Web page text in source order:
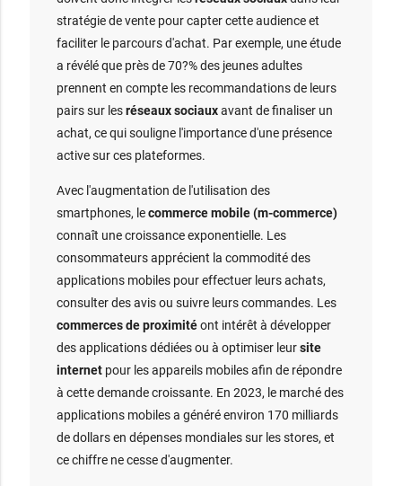
stratégie de vente pour capter cette audience et
faciliter le parcours d'achat. Par exemple, une étude
a révélé que près de 70?% des jeunes adultes
prennent en compte les recommandations de leurs
pairs sur lesréseaux sociauxavant de finaliser un
achat, ce qui souligne l'importance d'une présence
active sur ces plateformes.
Avec l'augmentation de l'utilisation des
smartphones, lecommerce mobile (m-commerce)
connaît une croissance exponentielle. Les
consommateurs apprécient la commodité des
applications mobiles pour effectuer leurs achats,
consulter des avis ou suivre leurs commandes. Les
commerces de proximitéont intérêt à développer
des applications dédiées ou à optimiser leursite
internet pour les appareils mobiles afin de répondre
à cette demande croissante. En 2023, le marché des
applications mobiles a généré environ 170 milliards
de dollars en dépenses mondiales sur les stores, et
ce chiffre ne cesse d'augmenter.